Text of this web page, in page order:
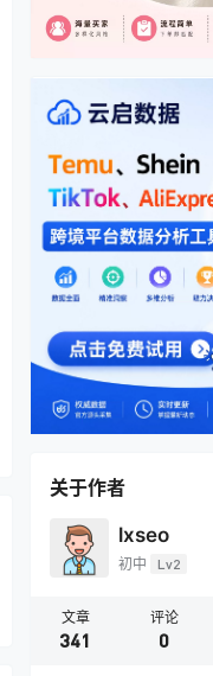
关于作者
lxseo
初中 Lv2
文章
341
评论
0